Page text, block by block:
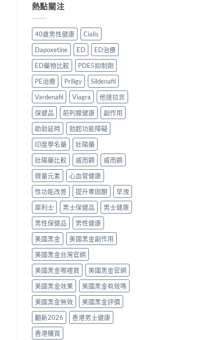
方
正
貨
購
買
指
南〉
＋
完
整
指
南〉
中
心？
香
港
延
時
噴
霧
買
指
南〉
勁
與
他
早
洩
藥
物
比
2026：
口
服
藥、
噴
劑、
雙
效
片
點
樣
揀？〉
中
熱點關注
40歲男性健康
Cialis
Dapoxetine
ED
ED治療
ED藥物比較
PDE5抑制劑
PE治療
Priligy
Sildenafil
Vardenafil
Viagra
他達拉非
保健品
前列腺健康
副作用
助勃延時
勃起功能障礙
印度學名藥
壯陽藥
壯陽藥比較
威而鋼
威而鋼
微量元素
心血管健康
性功能改善
提升睪固酮
早洩
犀利士
男士保健品
男士健康
男性保健品
男性健康
美國黑金
美國黑金副作用
美國黑金台灣官網
美國黑金哪裡買
美國黑金官網
美國黑金效果
美國黑金有效嗎
美國黑金無效
美國黑金評價
翻新2026
香港男士健康
香港購買